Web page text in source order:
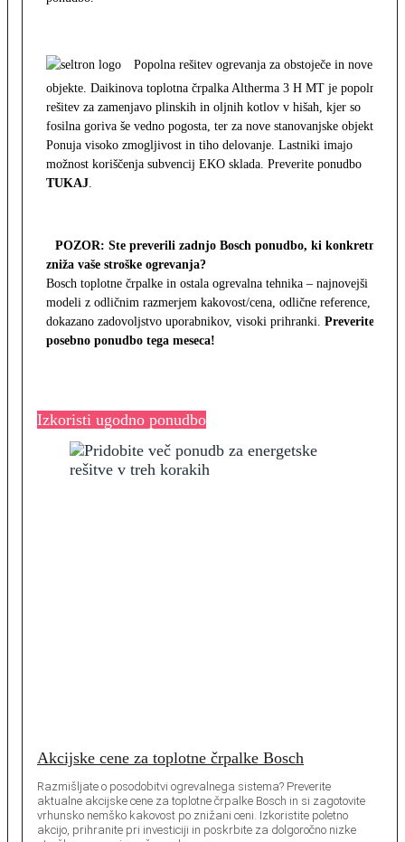
Popolna rešitev ogrevanja za obstoječe in nove
objekte. Daikinova toplotna črpalka Altherma 3 H MT je popolna
rešitev za zamenjavo plinskih in oljnih kotlov v hišah, kjer so
fosilna goriva še vedno pogosta, ter za nove stanovanjske objekte.
Ponuja visoko zmogljivost in tiho delovanje. Lastniki imajo
možnost koriščenja subvencij EKO sklada. Preverite ponudbo
TUKAJ.
POZOR: Ste preverili zadnjo Bosch ponudbo, ki konkretno
zniža vaše stroške ogrevanja?
Bosch toplotne črpalke in ostala ogrevalna tehnika – najnovejši
modeli z odličnim razmerjem kakovost/cena, odlične reference,
dokazano zadovoljstvo uporabnikov, visoki prihranki. Preverite
posebno ponudbo tega meseca!
Izkoristi ugodno ponudbo
Akcijske cene za toplotne črpalke Bosch
Razmišljate o posodobitvi ogrevalnega sistema? Preverite
aktualne akcijske cene za toplotne črpalke Bosch in si zagotovite
vrhunsko nemško kakovost po znižani ceni. Izkoristite poletno
akcijo, prihranite pri investiciji in poskrbite za dolgoročno nizke